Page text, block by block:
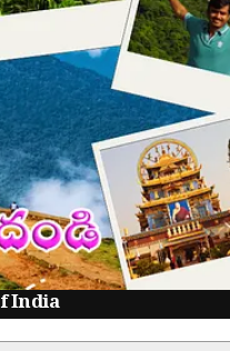
India